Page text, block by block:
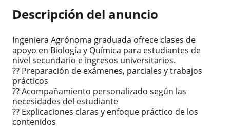
Descripción del anuncio
Ingeniera Agrónoma graduada ofrece clases de
apoyo en Biología y Química para estudiantes de
nivel secundario e ingresos universitarios.
?? Preparación de exámenes, parciales y trabajos
prácticos
?? Acompañamiento personalizado según las
necesidades del estudiante
?? Explicaciones claras y enfoque práctico de los
contenidos